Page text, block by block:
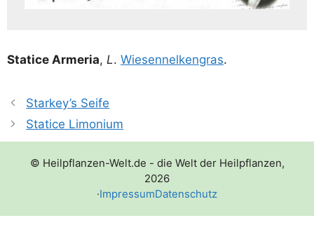
Sta­ti­ce Arme­ria, L. Wie­sen­nel­ken­gras.
Starkey’s Seife
Statice Limonium
© Heilpflanzen-Welt.de - die Welt der Heilpflanzen,
2026
·ImpressumDatenschutz